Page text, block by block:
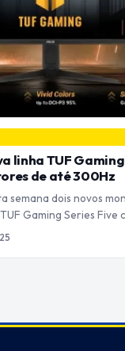
linha TUF
de até 300Hz
semana dois novos
Gaming Series Five